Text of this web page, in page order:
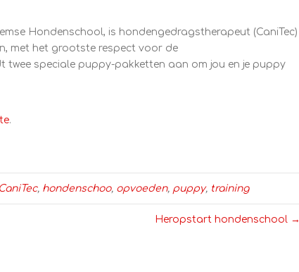
Hondenschool, is hondengedragstherapeut (CaniTec)
met het grootste respect voor de
twee speciale puppy-pakketten aan om jou en je puppy
.
CaniTec, hondenschoo, opvoeden, puppy, training
Heropstart hondenschool →